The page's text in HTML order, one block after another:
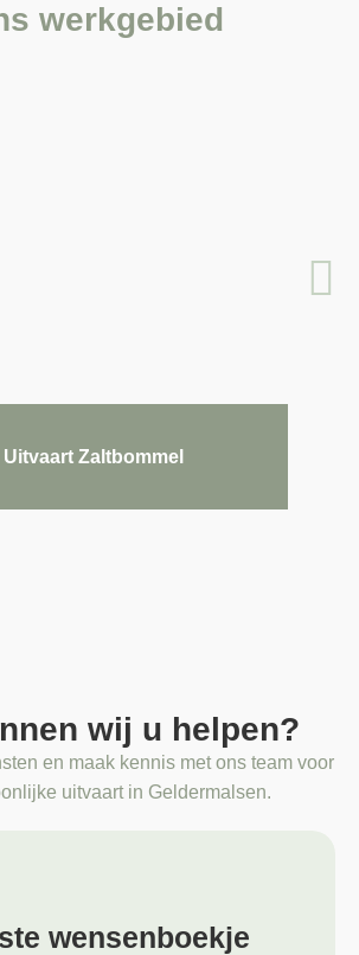
werkgebied
Uitvaart Zaltbommel
wij u helpen?
en maak kennis met ons team voor
uitvaart in Geldermalsen.
wensenboekje